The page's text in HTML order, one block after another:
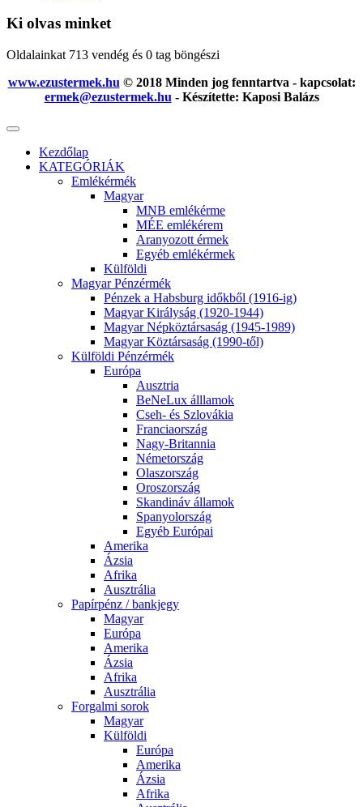
Ki olvas minket
Oldalainkat 713 vendég és 0 tag böngészi
www.ezustermek.hu © 2018 Minden jog fenntartva - kapcsolat:
ermek@ezustermek.hu - Készítette: Kaposi Balázs
Kezdőlap
KATEGÓRIÁK
Emlékérmék
Magyar
MNB emlékérme
MÉE emlékérem
Aranyozott érmek
Egyéb emlékérmek
Külföldi
Magyar Pénzérmék
Pénzek a Habsburg időkből (1916-ig)
Magyar Királyság (1920-1944)
Magyar Népköztársaság (1945-1989)
Magyar Köztársaság (1990-től)
Külföldi Pénzérmék
Európa
Ausztria
BeNeLux álllamok
Cseh- és Szlovákia
Franciaország
Nagy-Britannia
Németország
Olaszország
Oroszország
Skandináv államok
Spanyolország
Egyéb Európai
Amerika
Ázsia
Afrika
Ausztrália
Papírpénz / bankjegy
Magyar
Európa
Amerika
Ázsia
Afrika
Ausztrália
Forgalmi sorok
Magyar
Külföldi
Európa
Amerika
Ázsia
Afrika